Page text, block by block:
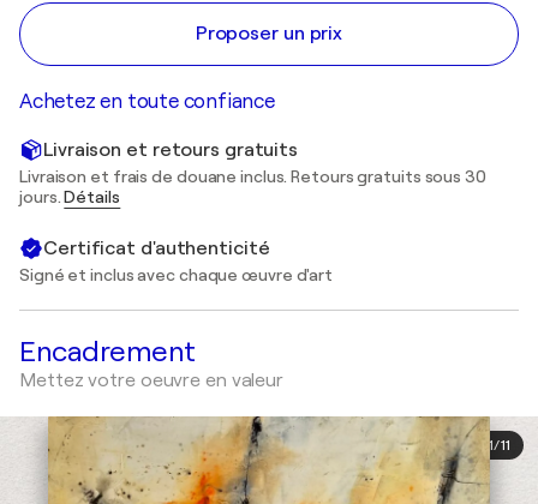
Proposer un prix
Achetez en toute confiance
Livraison et retours gratuits
Livraison et frais de douane inclus. Retours gratuits sous 30
jours.Détails
Certificat d'authenticité
Signé et inclus avec chaque œuvre d'art
Encadrement
Mettez votre oeuvre en valeur
1/11